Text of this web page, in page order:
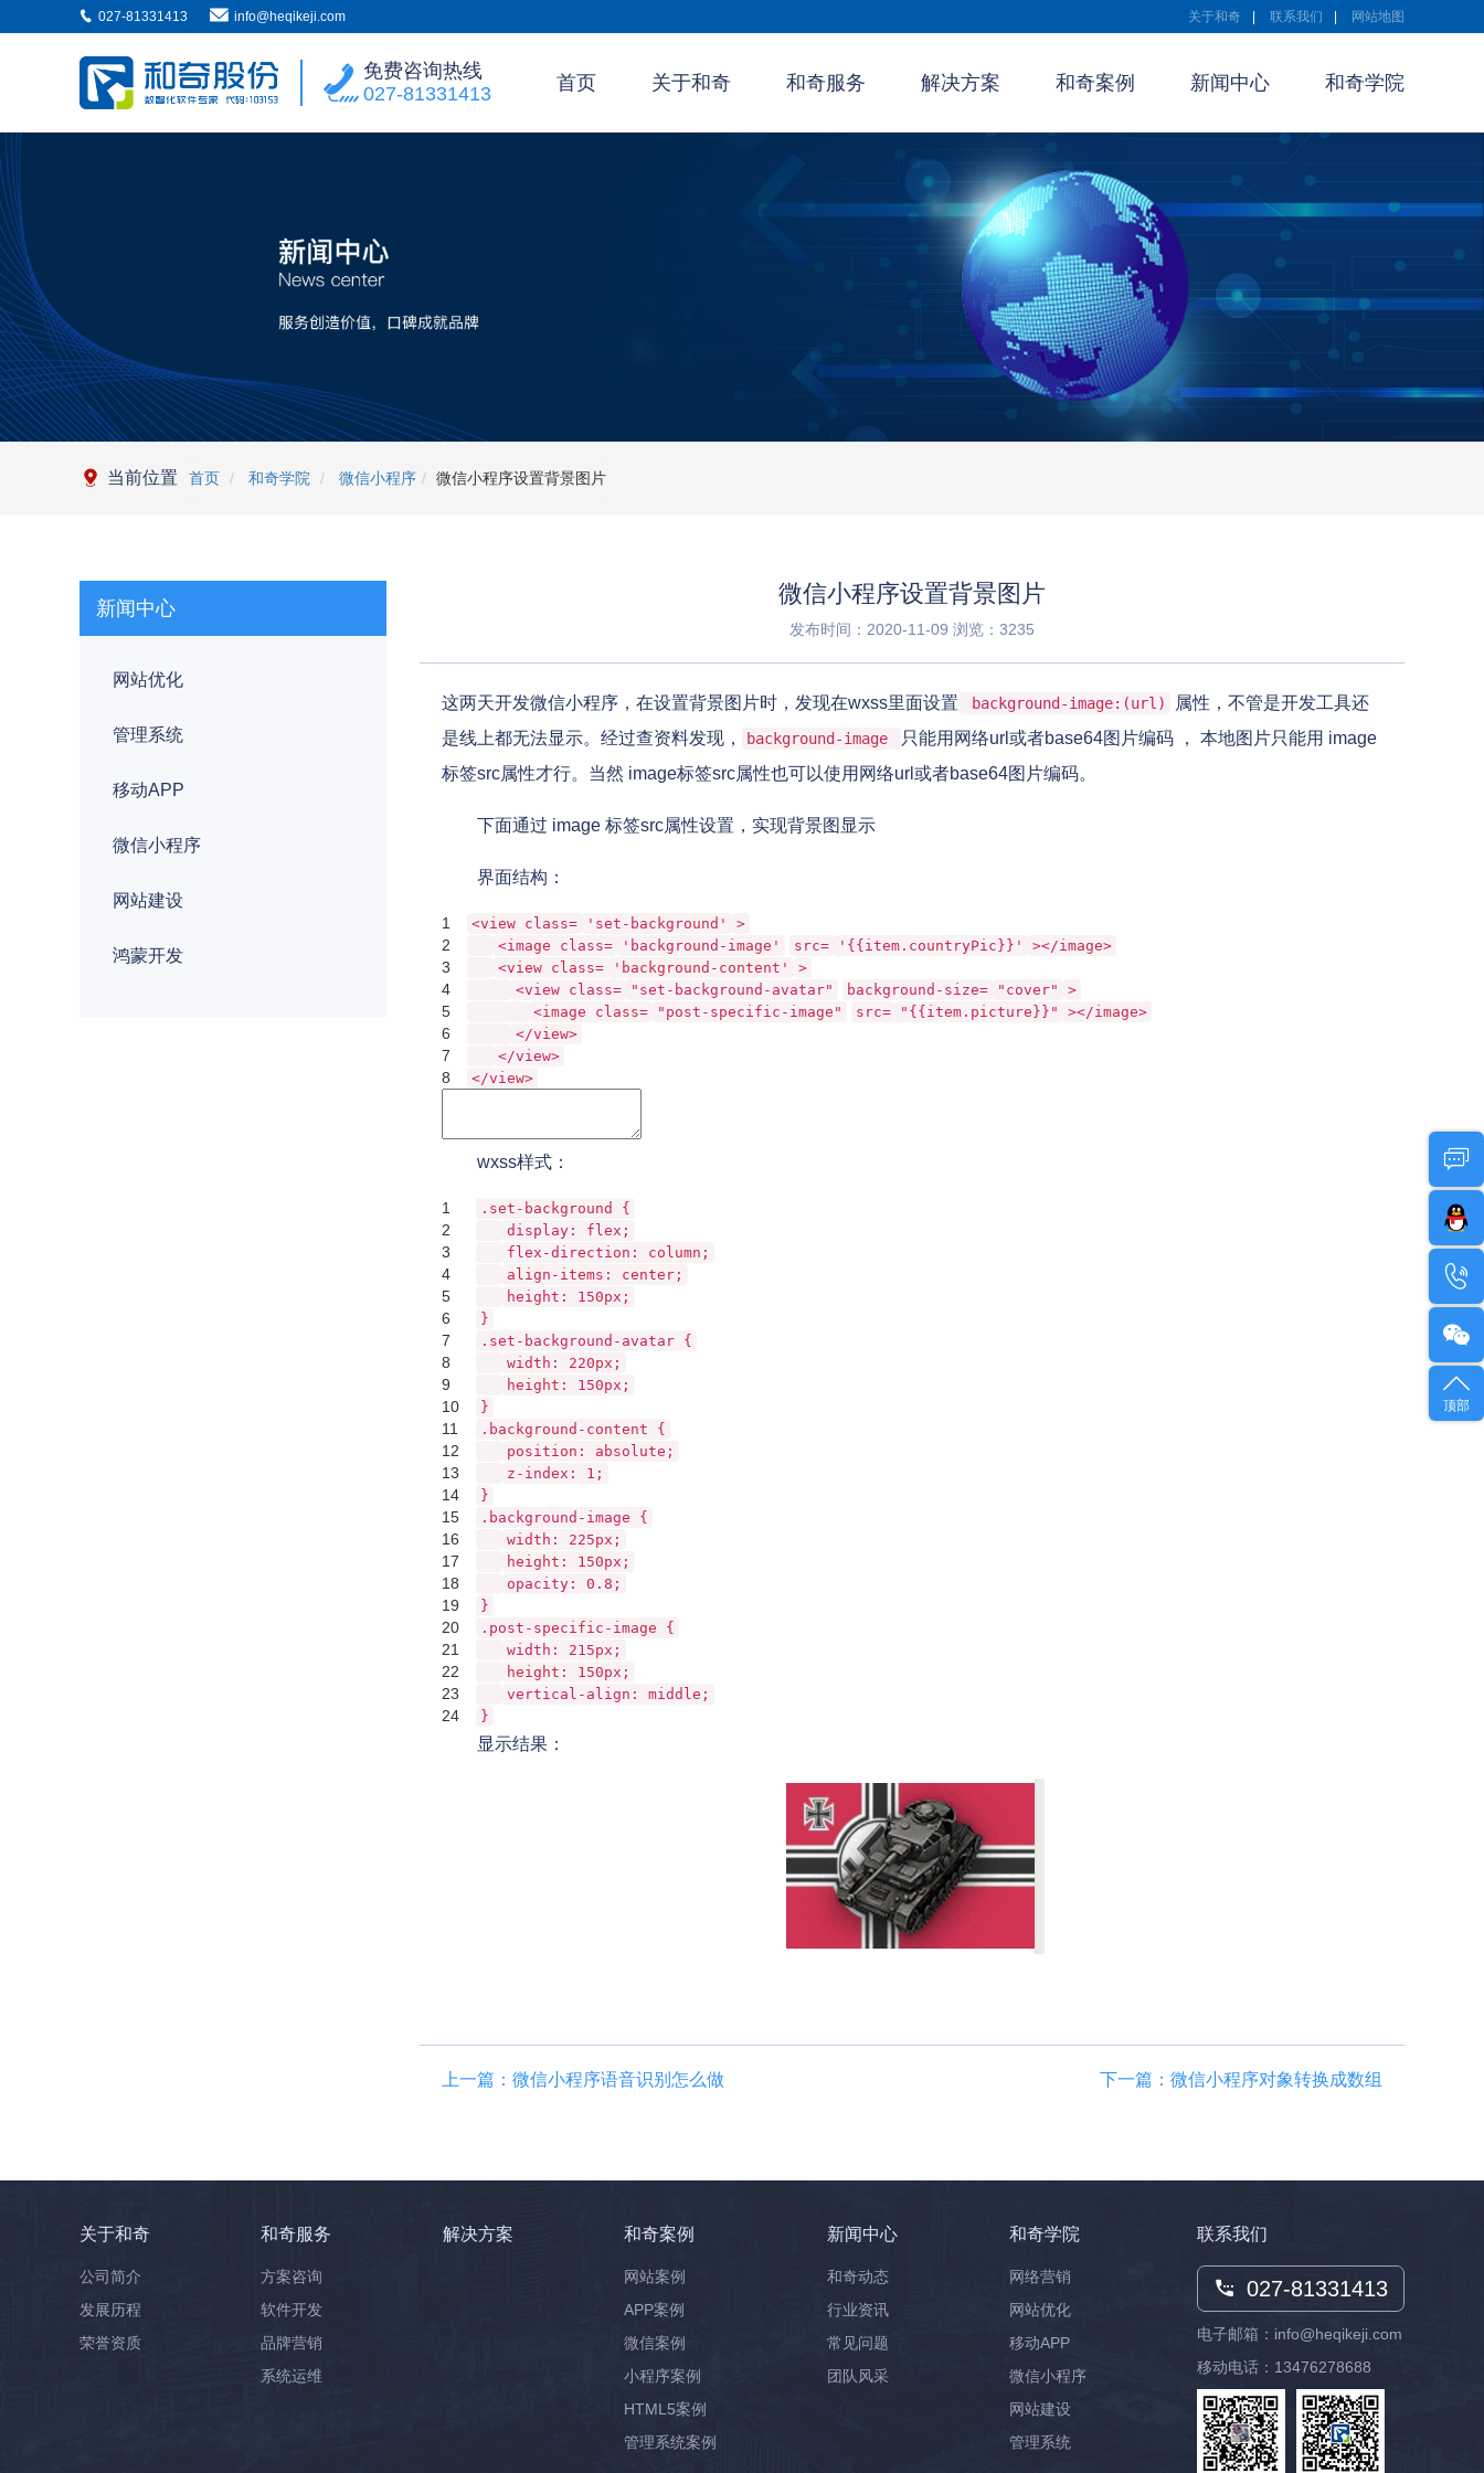
027-81331413 info@heqikeji.com 关于和奇 | 联系我们 | 网站地图
免费咨询热线
027-81331413
首页 关于和奇 和奇服务 解决方案 和奇案例 新闻中心 和奇学院
当前位置 首页 和奇学院 微信小程序 微信小程序设置背景图片
新闻中心
网站优化
管理系统
移动APP
微信小程序
网站建设
鸿蒙开发
微信小程序设置背景图片
发布时间：2020-11-09 浏览：3235
这两天开发微信小程序，在设置背景图片时，发现在wxss里面设置 background-image:(url)
属性，不管是开发工具还
是线上都无法显示。经过查资料发现，
background-image
只能用网络url或者base64图片编码 ， 本地图片只能用 image
标签src属性才行。当然 image标签src属性也可以使用网络url或者base64图片编码。
下面通过 image 标签src属性设置，实现背景图显示
界面结构：
1
2
3
4
5
6
7
8
<view class= 'set-background'
>
<image class=
'background-image' src= '{{item.countryPic}}'
></image>
<view class=
'background-content'
>
<view class=
"set-background-avatar" background-size= "cover"
>
<image class=
"post-specific-image" src= "{{item.picture}}"
></image>
</view>
</view>
</view>
wxss样式：
1
2
3
4
5
6
7
8
9
10
11
12
13
14
15
16
17
18
19
20
21
22
23
24
.set-background {
display: flex;
flex-direction: column;
align-items: center;
height: 150px;
}
.set-background-avatar {
width: 220px;
height: 150px;
}
.background-content {
position: absolute;
z-index: 1;
}
.background-image {
width: 225px;
height: 150px;
opacity: 0.8;
}
.post-specific-image {
width: 215px;
height: 150px;
vertical-align: middle;
}
显示结果：
上一篇：微信小程序语音识别怎么做 下一篇：微信小程序对象转换成数组
关于和奇
公司简介
发展历程
荣誉资质
和奇服务
方案咨询
软件开发
品牌营销
系统运维
解决方案 和奇案例
网站案例
APP案例
微信案例
小程序案例
HTML5案例
管理系统案例
新闻中心
和奇动态
行业资讯
常见问题
团队风采
和奇学院
网络营销
网站优化
移动APP
微信小程序
网站建设
管理系统
联系我们
027-81331413
电子邮箱：info@heqikeji.com
移动电话： 13476278688
顶部